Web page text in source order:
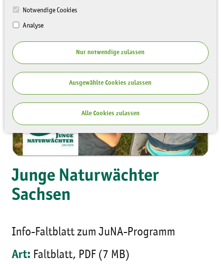
Notwendige Cookies
Analyse
Nur notwendige zulassen
Ausgewählte Cookies zulassen
Alle Cookies zulassen
Junge Naturwächter
Sachsen
Info-Faltblatt zum JuNA-Programm
Art: Faltblatt, PDF (7 MB)